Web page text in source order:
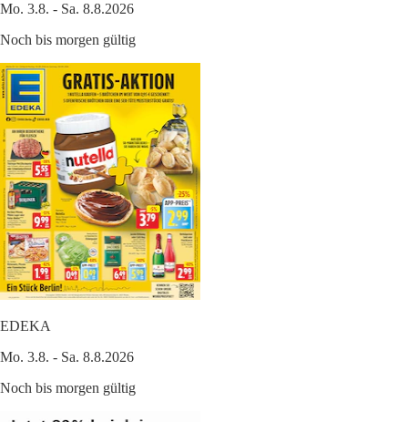
Mo. 3.8. - Sa. 8.8.2026
Noch bis morgen gültig
EDEKA
Mo. 3.8. - Sa. 8.8.2026
Noch bis morgen gültig